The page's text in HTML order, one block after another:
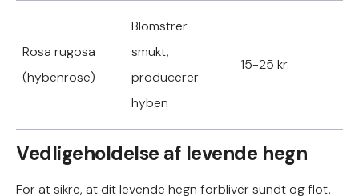
Rosa rugosa
(hybenrose)
Blomstrer
smukt,
producerer
hyben
15-25 kr.
Vedligeholdelse af levende hegn
For at sikre, at dit levende hegn forbliver sundt og flot,